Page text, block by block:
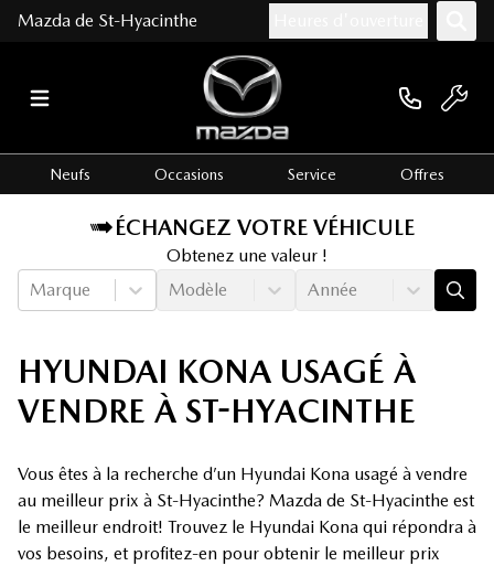
Mazda de St-Hyacinthe
Neufs Occasions Service Offres
ÉCHANGEZ VOTRE VÉHICULE
Obtenez une valeur !
Marque
Modèle Année
HYUNDAI KONA USAGÉ À
VENDRE À ST-HYACINTHE
Vous êtes à la recherche d’un Hyundai Kona usagé à vendre
au meilleur prix à St-Hyacinthe? Mazda de St-Hyacinthe est
le meilleur endroit! Trouvez le Hyundai Kona qui répondra à
vos besoins, et profitez-en pour obtenir le meilleur prix